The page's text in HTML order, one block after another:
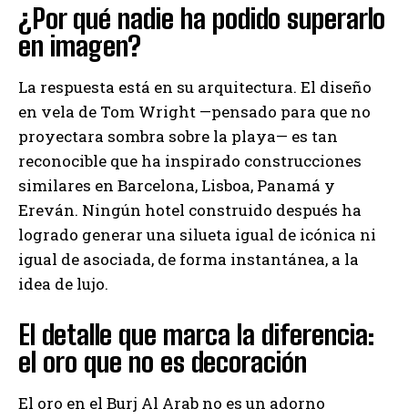
¿Por qué nadie ha podido superarlo
en imagen?
La respuesta está en su arquitectura. El diseño
en vela de Tom Wright —pensado para que no
proyectara sombra sobre la playa— es tan
reconocible que ha inspirado construcciones
similares en Barcelona, Lisboa, Panamá y
Ereván. Ningún hotel construido después ha
logrado generar una silueta igual de icónica ni
igual de asociada, de forma instantánea, a la
idea de lujo.
El detalle que marca la diferencia:
el oro que no es decoración
El oro en el Burj Al Arab no es un adorno